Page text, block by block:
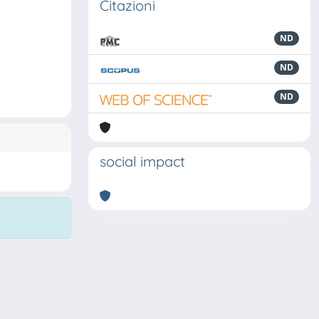
Citazioni
ND
ND
ND
social impact